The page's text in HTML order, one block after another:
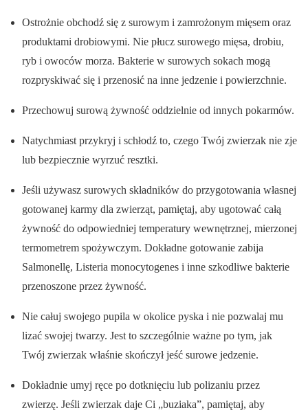
Ostrożnie obchodź się z surowym i zamrożonym mięsem oraz
produktami drobiowymi. Nie płucz surowego mięsa, drobiu,
ryb i owoców morza. Bakterie w surowych sokach mogą
rozpryskiwać się i przenosić na inne jedzenie i powierzchnie.
Przechowuj surową żywność oddzielnie od innych pokarmów.
Natychmiast przykryj i schłodź to, czego Twój zwierzak nie zje
lub bezpiecznie wyrzuć resztki.
Jeśli używasz surowych składników do przygotowania własnej
gotowanej karmy dla zwierząt, pamiętaj, aby ugotować całą
żywność do odpowiedniej temperatury wewnętrznej, mierzonej
termometrem spożywczym. Dokładne gotowanie zabija
Salmonellę, Listeria monocytogenes i inne szkodliwe bakterie
przenoszone przez żywność.
Nie całuj swojego pupila w okolice pyska i nie pozwalaj mu
lizać swojej twarzy. Jest to szczególnie ważne po tym, jak
Twój zwierzak właśnie skończył jeść surowe jedzenie.
Dokładnie umyj ręce po dotknięciu lub polizaniu przez
zwierzę. Jeśli zwierzak daje Ci „buziaka”, pamiętaj, aby